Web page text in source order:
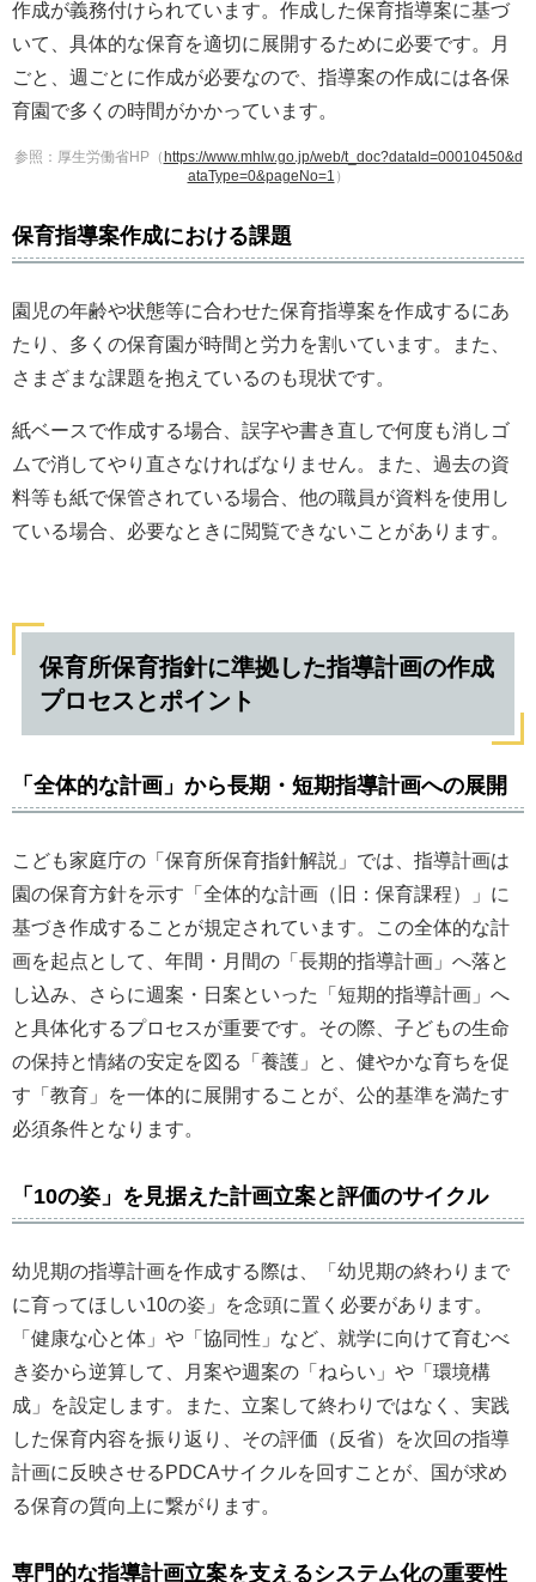
作成が義務付けられています。作成した保育指導案に基づ
いて、具体的な保育を適切に展開するために必要です。月
ごと、週ごとに作成が必要なので、指導案の作成には各保
育園で多くの時間がかかっています。
参照：厚生労働省HP（ https://www.mhlw.go.jp/web/t_doc?dataId=00010450&d
ataType=0&pageNo=1 ）
保育指導案作成における課題
園児の年齢や状態等に合わせた保育指導案を作成するにあ
たり、多くの保育園が時間と労力を割いています。また、
さまざまな課題を抱えているのも現状です。
紙ベースで作成する場合、誤字や書き直しで何度も消しゴ
ムで消してやり直さなければなりません。また、過去の資
料等も紙で保管されている場合、他の職員が資料を使用し
ている場合、必要なときに閲覧できないことがあります。
保育所保育指針に準拠した指導計画の作成
プロセスとポイント
「全体的な計画」から長期・短期指導計画への展開
こども家庭庁の「保育所保育指針解説」では、指導計画は
園の保育方針を示す「全体的な計画（旧：保育課程）」に
基づき作成することが規定されています。この全体的な計
画を起点として、年間・月間の「長期的指導計画」へ落と
し込み、さらに週案・日案といった「短期的指導計画」へ
と具体化するプロセスが重要です。その際、子どもの生命
の保持と情緒の安定を図る「養護」と、健やかな育ちを促
す「教育」を一体的に展開することが、公的基準を満たす
必須条件となります。
「10の姿」を見据えた計画立案と評価のサイクル
幼児期の指導計画を作成する際は、「幼児期の終わりまで
に育ってほしい10の姿」を念頭に置く必要があります。
「健康な心と体」や「協同性」など、就学に向けて育むべ
き姿から逆算して、月案や週案の「ねらい」や「環境構
成」を設定します。また、立案して終わりではなく、実践
した保育内容を振り返り、その評価（反省）を次回の指導
計画に反映させるPDCAサイクルを回すことが、国が求め
る保育の質向上に繋がります。
専門的な指導計画立案を支えるシステム化の重要性